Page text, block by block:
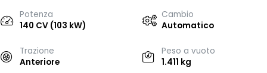
Potenza
140 CV (103 kW)
Cambio
Automatico
Trazione
Anteriore
Peso a vuoto
1.411 kg